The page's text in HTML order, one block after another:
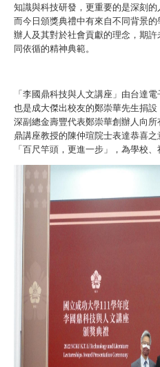
知識與科技研發，更重要的是深刻
而今日頒獎典禮中有來自不同背景
辦人及其對於社會貢獻的理念，期
同依循的精神典範。
「李國鼎科技與人文講座」由台達
也是成大傑出校友的鄭崇華先生捐
深副總金壽豐代表鄭崇華創辦人向
鼎講座教授的陳仲瑄院士表達恭喜
「百尺竿頭，更進一步」，為學校、